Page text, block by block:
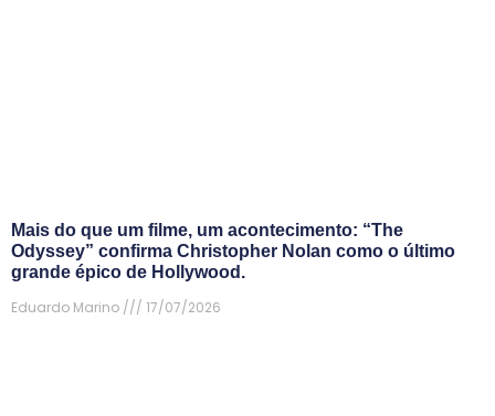
Mais do que um filme, um acontecimento: “The
Odyssey” confirma Christopher Nolan como o último
grande épico de Hollywood.
Eduardo Marino
17/07/2026